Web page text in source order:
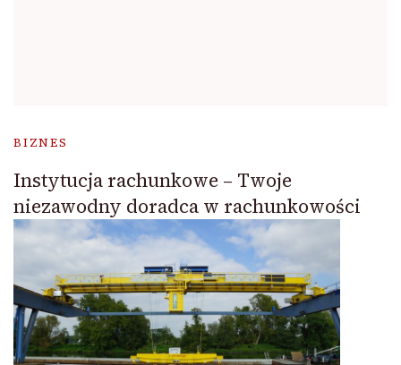
BIZNES
Instytucja rachunkowe – Twoje
niezawodny doradca w rachunkowości